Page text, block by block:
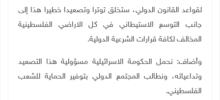
لقواعد القانون الدولي، ستخلق توترا وتصعيدا خطيرا هذا إلى
جانب التوسع الاستيطاني في كل الاراضي الفلسطينية
المخالف لكافة قرارات الشرعية الدولية.
وأضاف: نحمل الحكومة الاسرائيلية مسؤولية هذا التصعيد
وتداعياته، ونطالب المجتمع الدولي بتوفير الحماية للشعب
الفلسطيني.